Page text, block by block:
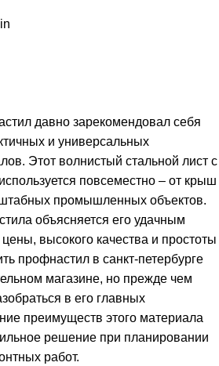
давно зарекомендовал себя
и универсальных
Этот волнистый стальной лист с
повсеместно – от крыш
промышленных объектов.
объясняется его удачным
высокого качества и простоты
профнастил в санкт-петербурге
магазине, но прежде чем
в его главных
преимуществ этого материала
решение при планировании
работ.